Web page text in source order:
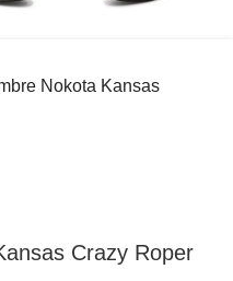
Nokota Kansas
Crazy Roper